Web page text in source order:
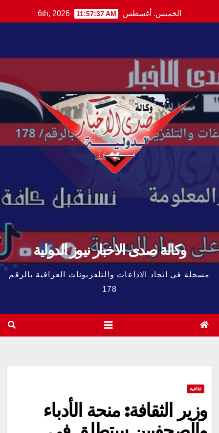
to
الخميس. أغسطس 6th, 2026 11:57:38 AM
وكالة صدى الاخبار نيوز الدولية
مسجلة في اتحاد الاذاعات والتلفزيونات العراقية بالرقم
178
ثقافية
وزير الثقافة: منحة الأدباء